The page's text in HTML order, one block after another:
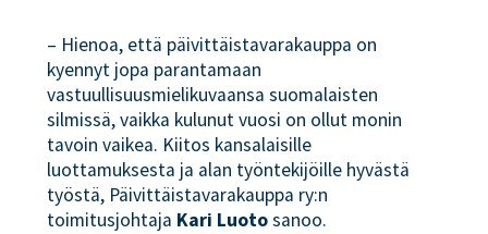
– Hienoa, että päivittäistavarakauppa on
kyennyt jopa parantamaan
vastuullisuusmielikuvaansa suomalaisten
silmissä, vaikka kulunut vuosi on ollut monin
tavoin vaikea. Kiitos kansalaisille
luottamuksesta ja alan työntekijöille hyvästä
työstä, Päivittäistavarakauppa ry:n
toimitusjohtaja Kari Luotosanoo.